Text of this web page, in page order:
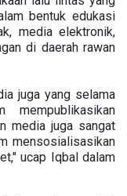
bentuk edukasi
media elektronik,
di daerah rawan
juga yang selama
media juga sangat
mensosialisasikan
ucap Iqbal dalam